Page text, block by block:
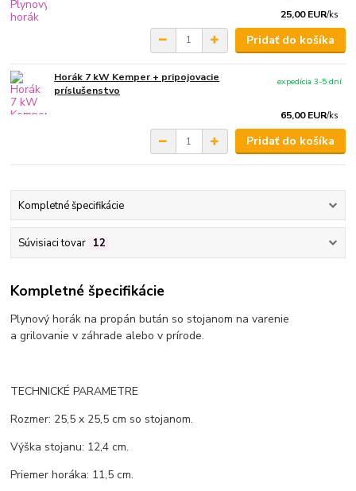
25,00 EUR/ks
Pridať do košíka
Horák 7 kW Kemper + pripojovacie
príslušenstvo
65,00 EUR/ks
expedícia 3-5 dní
Pridať do košíka
Kompletné špecifikácie
Súvisiaci tovar 12
Kompletné špecifikácie
Plynový horák na propán bután so stojanom na varenie
a grilovanie v záhrade alebo v prírode.
TECHNICKÉ PARAMETRE
Rozmer: 25,5 x 25,5 cm so stojanom.
Výška stojanu: 12,4 cm.
Priemer horáka: 11,5 cm.